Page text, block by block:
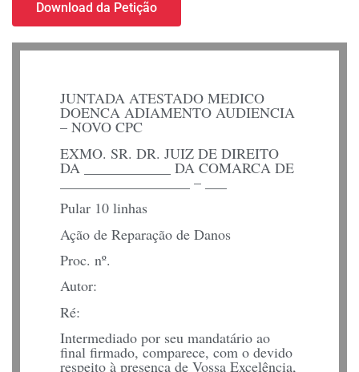
Download da Petição
JUNTADA ATESTADO MEDICO
DOENCA ADIAMENTO AUDIENCIA
– NOVO CPC
EXMO. SR. DR. JUIZ DE DIREITO
DA ____________ DA COMARCA DE
__________________ – ___
Pular 10 linhas
Ação de Reparação de Danos
Proc. nº.
Autor:
Ré:
Intermediado por seu mandatário ao
final firmado, comparece, com o devido
respeito à presença de Vossa Excelência,